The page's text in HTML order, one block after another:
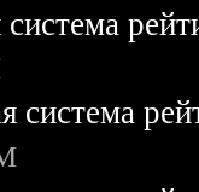
система